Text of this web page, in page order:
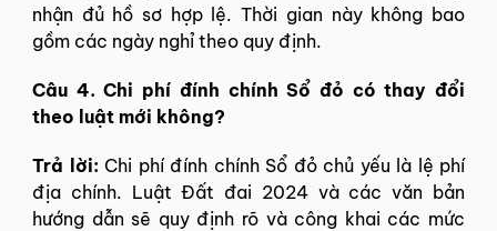
nhận đủ hồ sơ hợp lệ. Thời gian này không bao
gồm các ngày nghỉ theo quy định.
Câu 4. Chi phí đính chính Sổ đỏ có thay đổi
theo luật mới không?
Trả lời: Chi phí đính chính Sổ đỏ chủ yếu là lệ phí
địa chính. Luật Đất đai 2024 và các văn bản
hướng dẫn sẽ quy định rõ và công khai các mức